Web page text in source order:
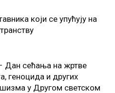
који се упућују на
Дан сећања на жртве
геноцида и других
у Другом светском